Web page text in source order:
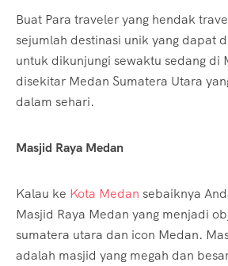
Buat Para traveler yang hendak
sejumlah destinasi unik yang dapat
untuk dikunjungi sewaktu sedang di
disekitar Medan Sumatera Utara
dalam sehari.
Masjid Raya Medan
Kalau ke Kota Medan sebaiknya
Masjid Raya Medan yang menjadi
sumatera utara dan icon Medan.
adalah masjid yang megah dan